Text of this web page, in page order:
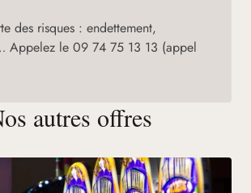
des risques : endettement,
Appelez le 09 74 75 13 13 (appel
autres offres